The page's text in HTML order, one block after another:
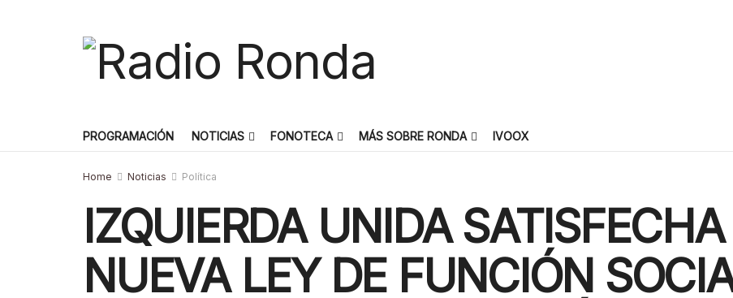
PROGRAMACIÓN NOTICIAS FONOTECA MÁS SOBRE RONDA IVOOX
Home Noticias Política
IZQUIERDA UNIDA
NUEVA LEY DE FUNCIÓN